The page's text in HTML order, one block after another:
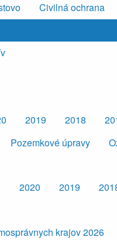
Civilná ochrana
2019 2018
Pozemkové úpravy
2020 2019
krajov 2026